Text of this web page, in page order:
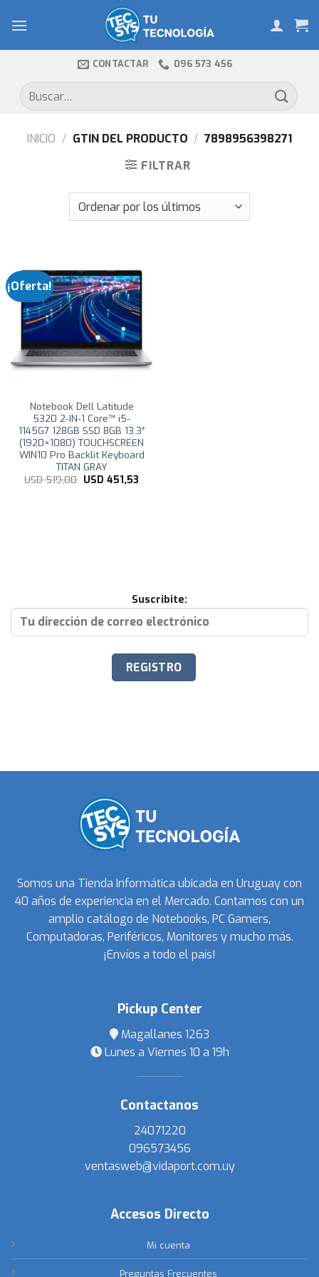
CONTACTAR 096 573 456
Buscar
por:
INICIO / GTIN DEL PRODUCTO / 7898956398271
FILTRAR
¡Oferta!
Notebook Dell Latitude
5320 2-IN-1 Core™ i5-
1145G7 128GB SSD 8GB 13.3″
(1920×1080) TOUCHSCREEN
WIN10 Pro Backlit Keyboard
TITAN GRAY
USD519,00 El
USD 451,53El
Suscribite:
Somos una Tienda Informática ubicada en Uruguay con
40 años de experiencia en el Mercado. Contamos con un
amplio catálogo de Notebooks, PC Gamers,
Computadoras, Periféricos, Monitores y mucho más.
¡Envíos a todo el país!
Pickup Center
Magallanes 1263
Lunes a Viernes 10 a 19h
Contactanos
24071220
096573456
ventasweb@vidaport.com.uy
Accesos Directo
Mi cuenta
Preguntas Frecuentes